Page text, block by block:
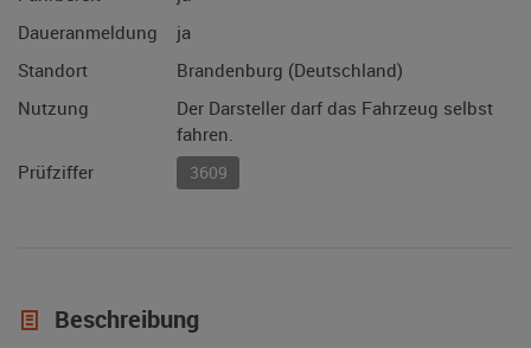
Daueranmeldung
ja
Standort
Brandenburg (Deutschland)
Nutzung
Der Darsteller darf das Fahrzeug selbst
fahren.
Prüfziffer
3609
Beschreibung